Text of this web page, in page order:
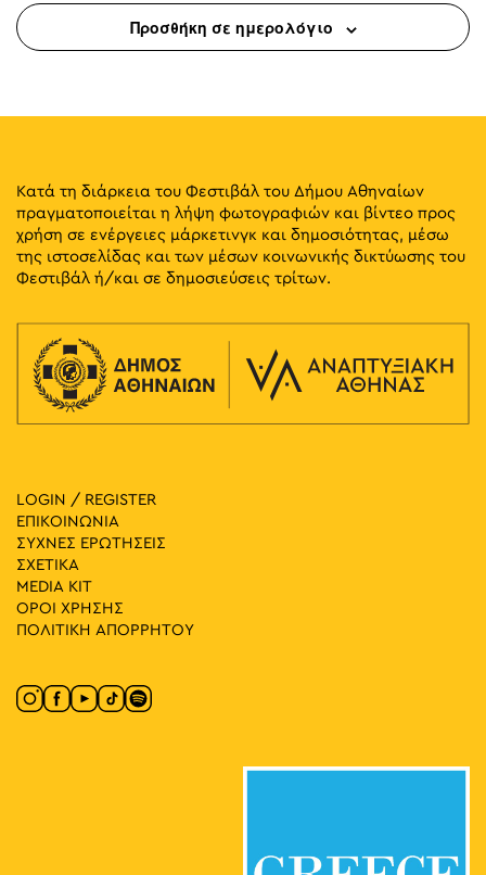
Προσθήκη σε ημερολόγιο
Κατά τη διάρκεια του Φεστιβάλ του Δήμου Αθηναίων
πραγματοποιείται η λήψη φωτογραφιών και βίντεο προς
χρήση σε ενέργειες μάρκετινγκ και δημοσιότητας, μέσω
της ιστοσελίδας και των μέσων κοινωνικής δικτύωσης του
Φεστιβάλ ή/και σε δημοσιεύσεις τρίτων.
LOGIN / REGISTER
ΕΠΙΚΟΙΝΩΝΙΑ
ΣΥΧΝΕΣ ΕΡΩΤΗΣΕΙΣ
ΣΧΕΤΙΚΑ
MEDIA ΚIT
ΟΡΟΙ ΧΡΗΣΗΣ
ΠΟΛΙΤΙΚΗ ΑΠΟΡΡΗΤΟΥ